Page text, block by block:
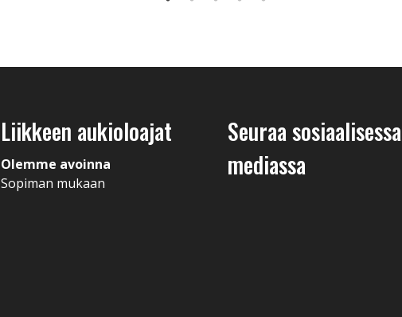
Liikkeen aukioloajat
Olemme avoinna
Sopiman mukaan
Seuraa sosiaalisessa
mediassa